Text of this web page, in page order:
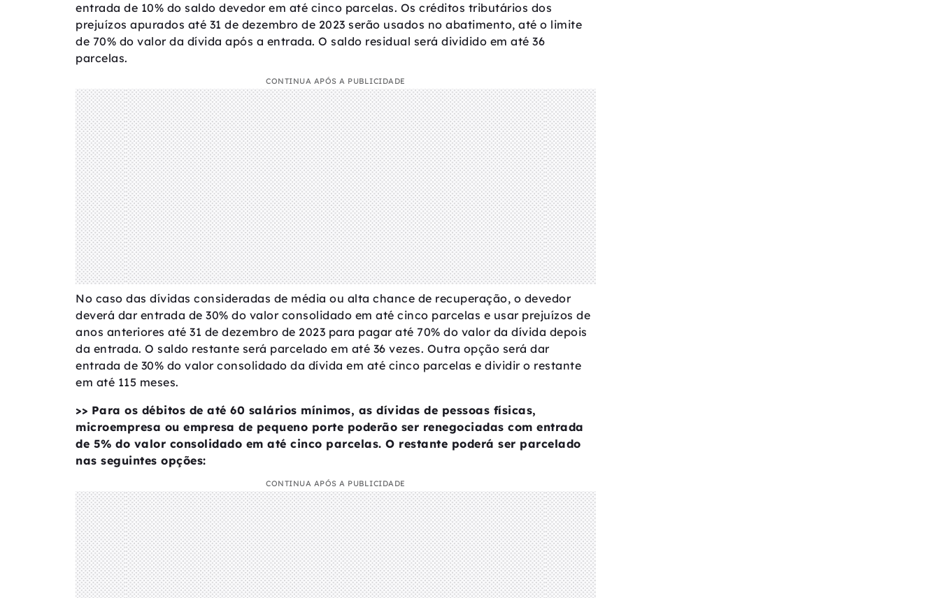
entrada de 10% do saldo devedor em até cinco parcelas. Os créditos tributários dos
prejuízos apurados até 31 de dezembro de 2023 serão usados no abatimento, até o limite
de 70% do valor da dívida após a entrada. O saldo residual será dividido em até 36
parcelas.
CONTINUA APÓS A PUBLICIDADE
No caso das dívidas consideradas de média ou alta chance de recuperação, o devedor
deverá dar entrada de 30% do valor consolidado em até cinco parcelas e usar prejuízos de
anos anteriores até 31 de dezembro de 2023 para pagar até 70% do valor da dívida depois
da entrada. O saldo restante será parcelado em até 36 vezes. Outra opção será dar
entrada de 30% do valor consolidado da dívida em até cinco parcelas e dividir o restante
em até 115 meses.
>> Para os débitos de até 60 salários mínimos, as dívidas de pessoas físicas,
microempresa ou empresa de pequeno porte poderão ser renegociadas com entrada
de 5% do valor consolidado em até cinco parcelas. O restante poderá ser parcelado
nas seguintes opções:
CONTINUA APÓS A PUBLICIDADE